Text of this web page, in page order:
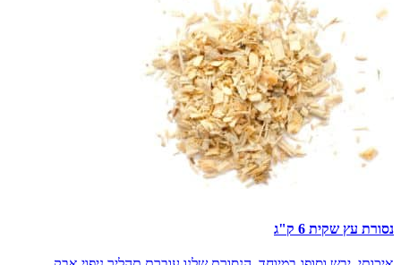
נסורת עץ שקית 6 ק"ג